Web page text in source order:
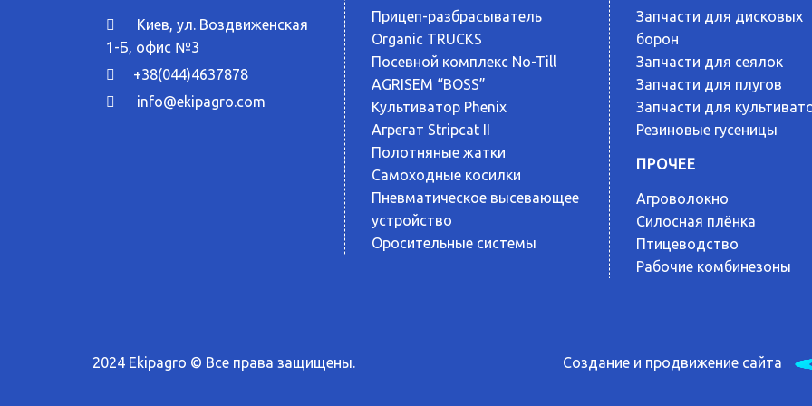
Киев, ул. Воздвиженская
1-Б, офис №3
+38(044)4637878
info@ekipagro.com
Прицеп-разбрасыватель
Organic TRUCKS
Посевной комплекс No-Till
AGRISEM “BOSS”
Культиватор Phenix
Агрегат Stripcat II
Полотняные жатки
Самоходные косилки
Пневматическое высевающее
устройство
Оросительные системы
Запчасти для дисковых
борон
Запчасти для сеялок
Запчасти для плугов
Запчасти для
Резиновые гусеницы
ПРОЧЕЕ
Агроволокно
Силосная плёнка
Птицеводство
Рабочие комбинезоны
2024 Ekipagro © Все права защищены. Создание и продвижение сайта